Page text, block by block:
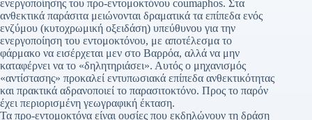
ενεργοποίησης του προ-εντομοκτόνου coumaphos. Στα
ανθεκτικά παράσιτα μειώνονται δραματικά τα επίπεδα ενός
ενζύμου (κυτοχρωμική οξειδάση) υπεύθυνου για την
ενεργοποίηση του εντομοκτόνου, με αποτέλεσμα το
φάρμακο να εισέρχεται μεν στο Βαρρόα, αλλά να μην
καταφέρνει να το «δηλητηριάσει». Αυτός ο μηχανισμός
«αντίστασης» προκαλεί εντυπωσιακά επίπεδα ανθεκτικότητας
και πρακτικά αδρανοποιεί το παρασιτοκτόνο. Προς το παρόν
έχει περιορισμένη γεωγραφική έκταση.
Τα προ-εντομοκτόνα είναι ουσίες που εκδηλώνουν τη δράση